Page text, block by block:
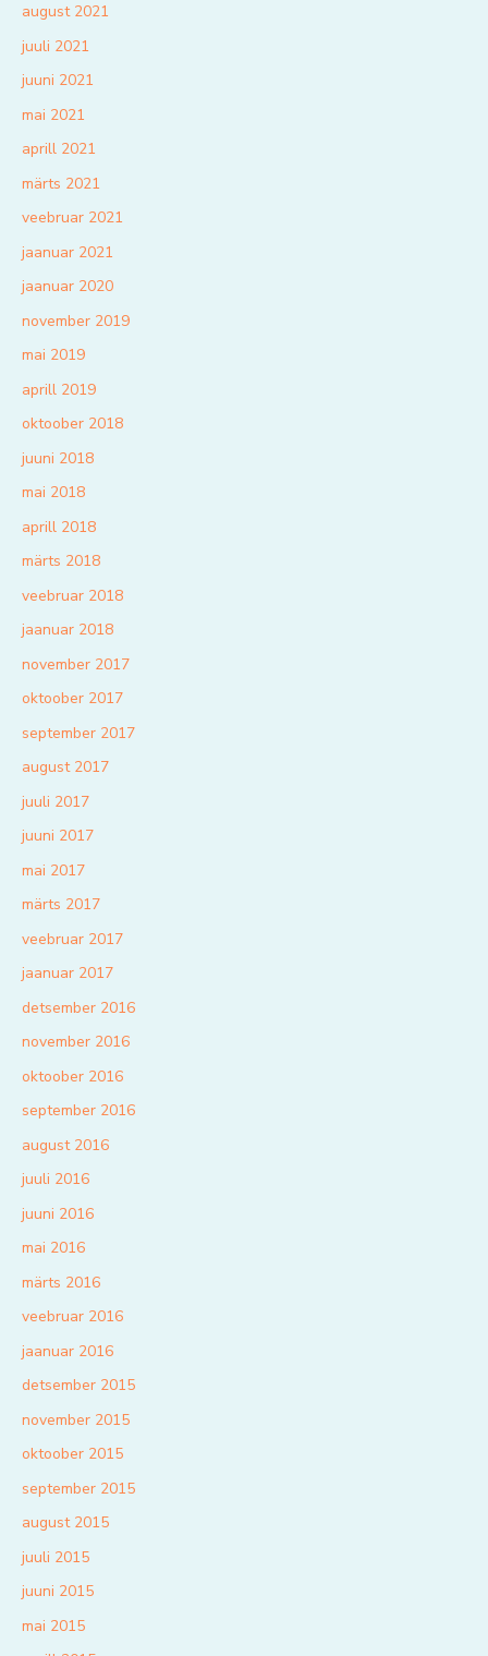
august 2021
juuli 2021
juuni 2021
mai 2021
aprill 2021
märts 2021
veebruar 2021
jaanuar 2021
jaanuar 2020
november 2019
mai 2019
aprill 2019
oktoober 2018
juuni 2018
mai 2018
aprill 2018
märts 2018
veebruar 2018
jaanuar 2018
november 2017
oktoober 2017
september 2017
august 2017
juuli 2017
juuni 2017
mai 2017
märts 2017
veebruar 2017
jaanuar 2017
detsember 2016
november 2016
oktoober 2016
september 2016
august 2016
juuli 2016
juuni 2016
mai 2016
märts 2016
veebruar 2016
jaanuar 2016
detsember 2015
november 2015
oktoober 2015
september 2015
august 2015
juuli 2015
juuni 2015
mai 2015